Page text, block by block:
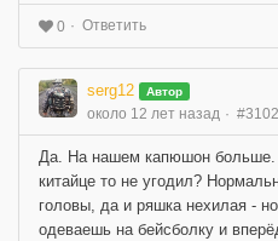
0 Ответить
serg12 Автор
около 12 лет назад
Да. На нашем капюшон больше.
китайце то не угодил?
головы, да и ряшка нехилая -
одеваешь на бейсболку и